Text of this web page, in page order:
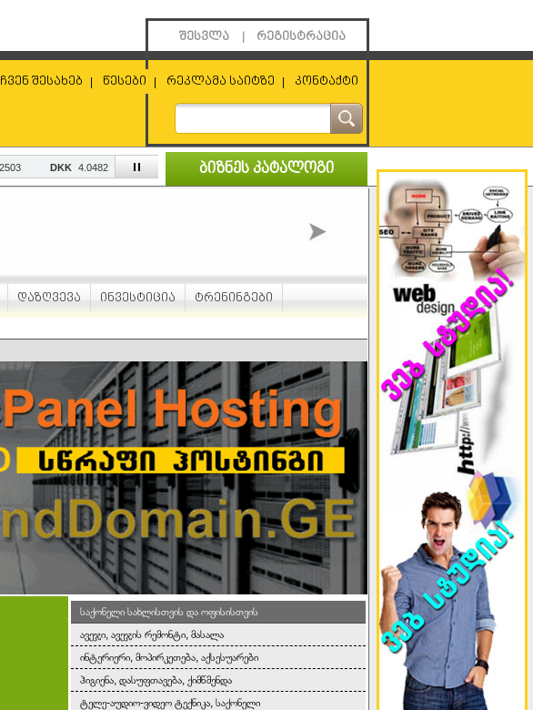
შესვლა რეგისტრაცია
ჩვენ შესახებ წესები რეკლამა საიტზე კონტაქტი
ბიზნეს კატალოგი
დაზღვევა ინვესტიცია
ტრენინგები
საქონელი სახლისთვის და ოფისისთვის
ავეჯი, ავეჯის რემონტი, მასალა
ინტერიერი, მოპირკეთება, აქსესუარები
ჰიგიენა, დასუფთავება, ქიმწმენდა
ტელე-აუდიო-ვიდეო ტექნიკა, საქონელი